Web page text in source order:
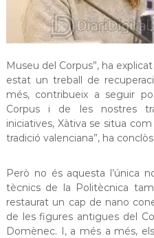
Museu del Corpus”, ha
estat un treball de
més, contribueix a seguir
Corpus i de les nostres
iniciatives, Xàtiva se situa
tradició valenciana”, ha conclòs
Però no és aquesta l’única
tècnics de la Politècnica
restaurat un cap de nano
de les figures antigues del
Domènec. I, a més a més,